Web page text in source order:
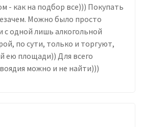
- как на подбор все))) Покупать
Можно было просто
с одной лишь алкогольной
по сути, только и торгуют,
ею площади)) Для всего
можно и не найти)))